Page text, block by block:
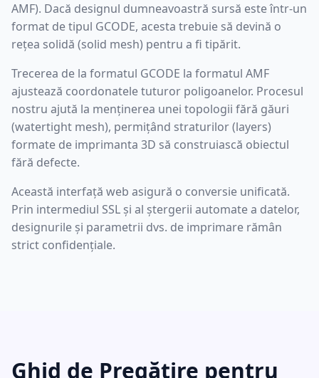
AMF). Dacă designul dumneavoastră sursă este într-un
format de tipul GCODE, acesta trebuie să devină o
rețea solidă (solid mesh) pentru a fi tipărit.
Trecerea de la formatul GCODE la formatul AMF
ajustează coordonatele tuturor poligoanelor. Procesul
nostru ajută la menținerea unei topologii fără găuri
(watertight mesh), permițând straturilor (layers)
formate de imprimanta 3D să construiască obiectul
fără defecte.
Această interfață web asigură o conversie unificată.
Prin intermediul SSL și al ștergerii automate a datelor,
designurile și parametrii dvs. de imprimare rămân
strict confidențiale.
Ghid de Pregătire pentru